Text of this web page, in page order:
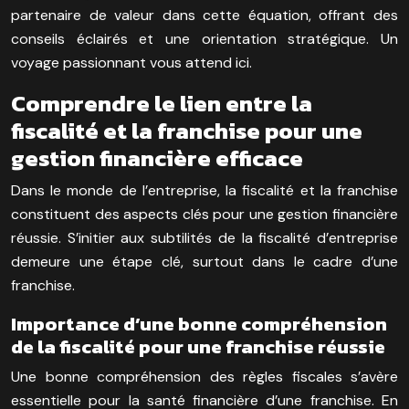
partenaire de valeur dans cette équation, offrant des
conseils éclairés et une orientation stratégique. Un
voyage passionnant vous attend ici.
Comprendre le lien entre la
fiscalité et la franchise pour une
gestion financière efficace
Dans le monde de l’entreprise, la fiscalité et la franchise
constituent des aspects clés pour une gestion financière
réussie. S’initier aux subtilités de la fiscalité d’entreprise
demeure une étape clé, surtout dans le cadre d’une
franchise.
Importance d’une bonne compréhension
de la fiscalité pour une franchise réussie
Une bonne compréhension des règles fiscales s’avère
essentielle pour la santé financière d’une franchise. En